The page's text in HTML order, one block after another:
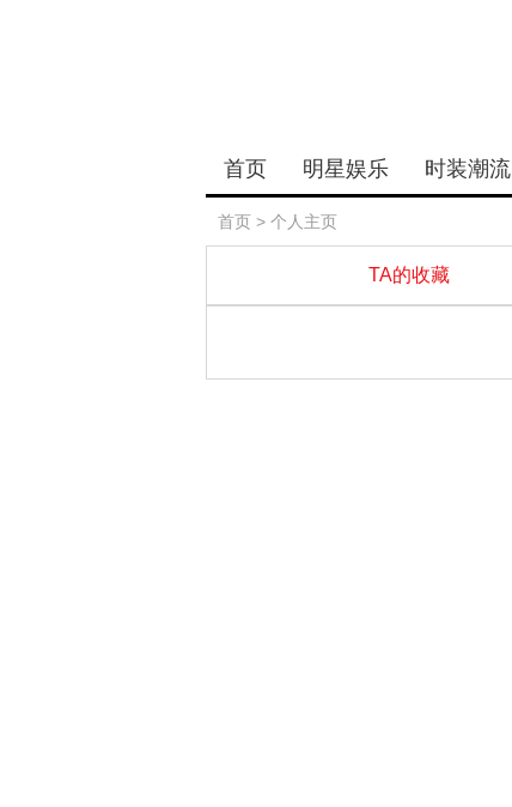
首页 明星娱乐 时装潮流
首页 > 个人主页
TA的收藏